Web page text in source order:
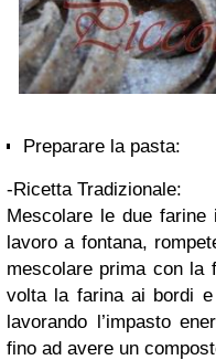
Preparare la pasta:
-Ricetta Tradizionale:
Mescolare le due
lavoro a fontana,
mescolare prima con la
volta la farina ai bordi
lavorando l’impasto
fino ad avere un